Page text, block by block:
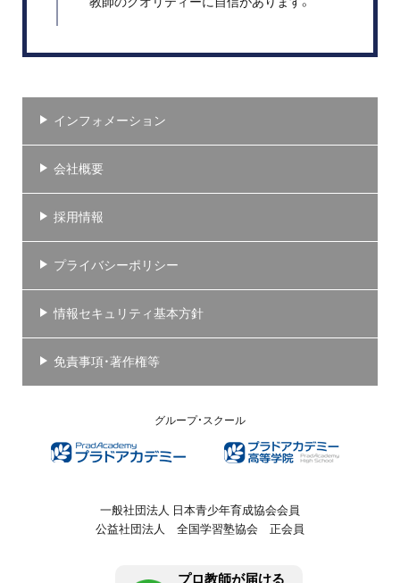
インフォメーション
会社概要
採用情報
プライバシーポリシー
情報セキュリティ基本方針
免責事項・著作権等
グループ・スクール
一般社団法人 日本青少年育成協会会員
公益社団法人 全国学習塾協会 正会員
プロ教師が届ける